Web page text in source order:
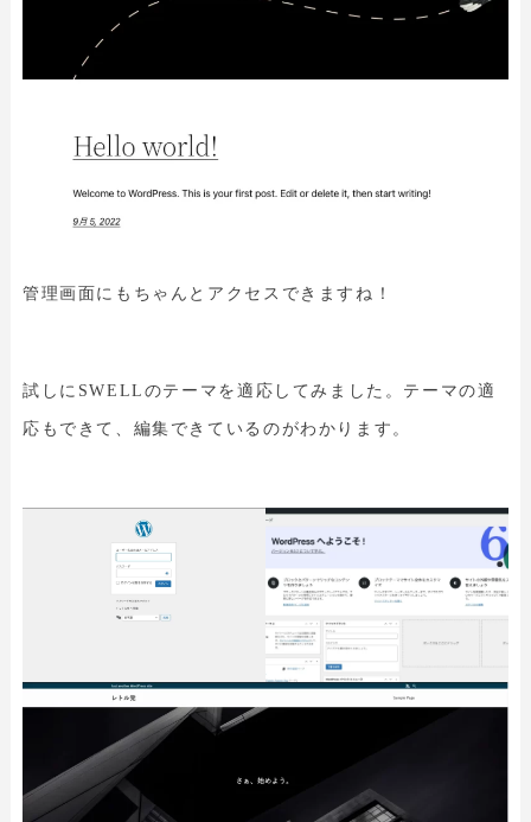
管理画面にもちゃんとアクセスできますね！
試しにSWELLのテーマを適応してみました。テーマの適
応もできて、編集できているのがわかります。